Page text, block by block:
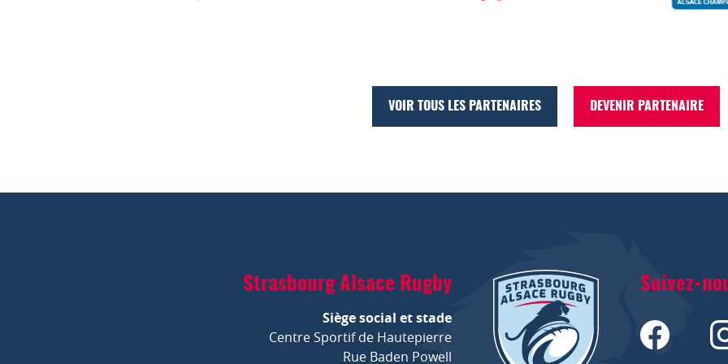
VOIR TOUS LES PARTENAIRES DEVENIR PARTENAIRE
Strasbourg Alsace Rugby
Siège social et stade
Centre Sportif de Hautepierre
Rue Baden Powell
Suivez-